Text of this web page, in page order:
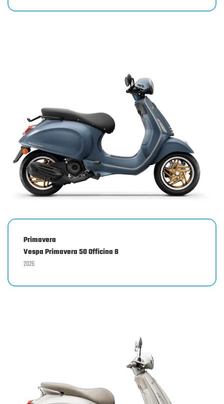
Primavera
Vespa Primavera 50 Officina 8
2026